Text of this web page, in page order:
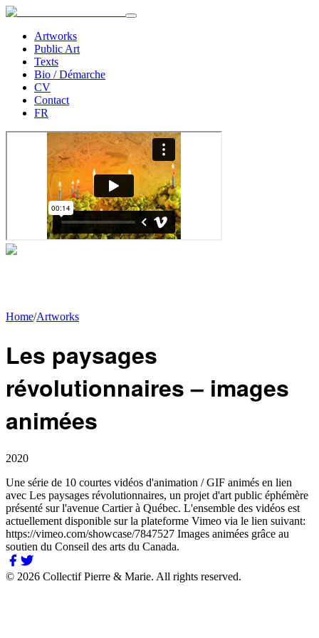
Artworks
Public Art
Texts
Bio / Démarche
CV
Contact
FR
Home/Artworks
Les paysages
révolutionnaires – images
animées
2020
Une série de 10 courtes vidéos d'animation / GIF animés en lien
avec Les paysages révolutionnaires, un projet d'art public éphémère
présenté sur l'avenue Cartier à Québec. L'ensemble des vidéos est
actuellement disponible sur la plateforme Vimeo via le lien suivant:
https://vimeo.com/showcase/7847527 Images animées grâce au
soutien du Conseil des arts du Canada.
© 2026 Collectif Pierre & Marie. All rights reserved.